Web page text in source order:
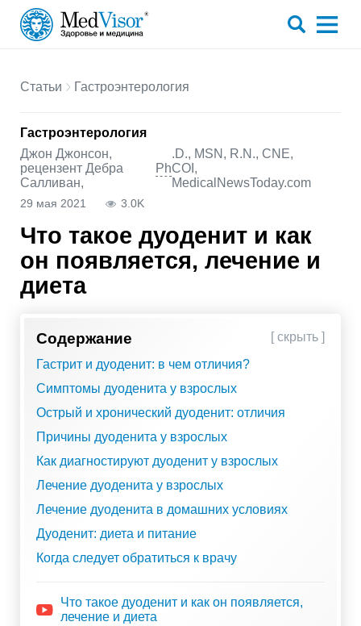
Статьи Гастроэнтерология
Гастроэнтерология
Джон Джонсон,
рецензент Дебра
Салливан,
Ph
.D., MSN, R.N., CNE,
COI,
MedicalNewsToday.com
29 мая 2021 3.0K
Что такое дуоденит и как
он появляется, лечение и
диета
Содержание
[ скрыть ]
Гастрит и дуоденит: в чем отличия?
Симптомы дуоденита у взрослых
Острый и хронический дуоденит: отличия
Причины дуоденита у взрослых
Как диагностируют дуоденит у взрослых
Лечение дуоденита у взрослых
Лечение дуоденита в домашних условиях
Дуоденит: диета и питание
Когда следует обратиться к врачу
Что такое дуоденит и как он появляется,
лечение и диета